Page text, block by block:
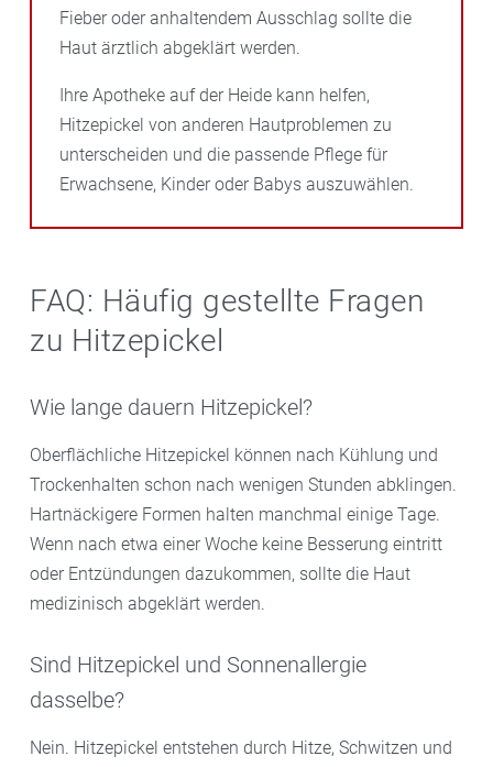
Fieber oder anhaltendem Ausschlag sollte die
Haut ärztlich abgeklärt werden.
Ihre Apotheke auf der Heide kann helfen,
Hitzepickel von anderen Hautproblemen zu
unterscheiden und die passende Pflege für
Erwachsene, Kinder oder Babys auszuwählen.
FAQ: Häufig gestellte Fragen
zu Hitzepickel
Wie lange dauern Hitzepickel?
Oberflächliche Hitzepickel können nach Kühlung und
Trockenhalten schon nach wenigen Stunden abklingen.
Hartnäckigere Formen halten manchmal einige Tage.
Wenn nach etwa einer Woche keine Besserung eintritt
oder Entzündungen dazukommen, sollte die Haut
medizinisch abgeklärt werden.
Sind Hitzepickel und Sonnenallergie
dasselbe?
Nein. Hitzepickel entstehen durch Hitze, Schwitzen und